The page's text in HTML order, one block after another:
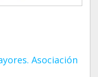
Asociación